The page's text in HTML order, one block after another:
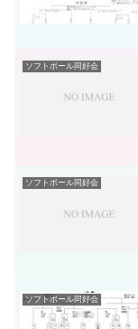
ソフトボール同好会
ソフトボール同好会
ソフトボール同好会